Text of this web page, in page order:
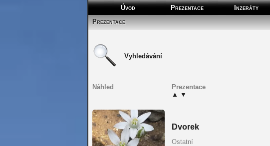
Úvod Prezentace Inzeráty
Prezentace
Vyhledávání
Náhled
Prezentace
▲ ▼
Dvorek
Ostatní